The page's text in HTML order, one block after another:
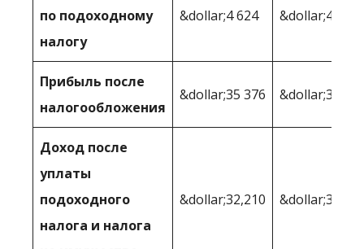
по подоходному
налогу
&dollar;4 624 &dollar;4 271
Прибыль после
налогообложения
&dollar;35 376
Доход после
уплаты
подоходного
налога и налога
&dollar;32,210